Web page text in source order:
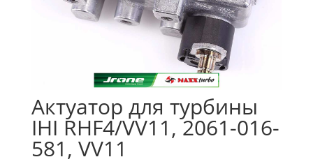
Актуатор для турбины
IHI RHF4/VV11, 2061-016-
581, VV11